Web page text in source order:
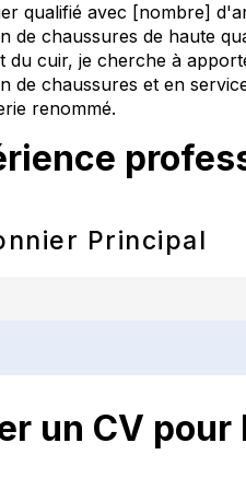
qualifié avec [nombre]
de chaussures de haute
du cuir, je cherche à
de chaussures et en
renommé.
Principal
Création de semelles sur
chaussures haut de gamme.
un CV